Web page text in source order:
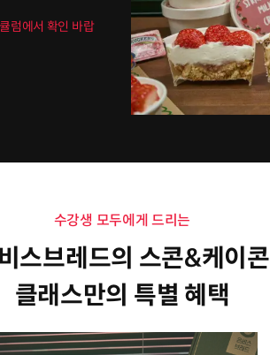
럼에서 확인 바랍
수강생 모두에게 드리는
스브레드의 스콘&케이콘
클래스만의 특별 혜택